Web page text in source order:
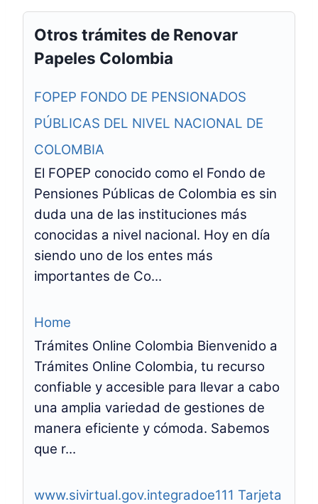
Otros trámites de Renovar
Papeles Colombia
FOPEP FONDO DE PENSIONADOS
PÚBLICAS DEL NIVEL NACIONAL DE
COLOMBIA
El FOPEP conocido como el Fondo de
Pensiones Públicas de Colombia es sin
duda una de las instituciones más
conocidas a nivel nacional. Hoy en día
siendo uno de los entes más
importantes de Co...
Home
Trámites Online Colombia Bienvenido a
Trámites Online Colombia, tu recurso
confiable y accesible para llevar a cabo
una amplia variedad de gestiones de
manera eficiente y cómoda. Sabemos
que r...
www.sivirtual.gov.integradoe111 Tarjeta